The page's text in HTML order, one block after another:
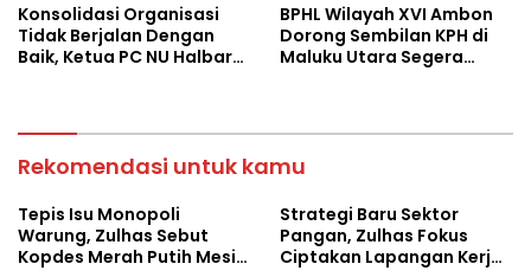
Konsolidasi Organisasi
Tidak Berjalan Dengan
Baik, Ketua PC NU Halbar
BPHL Wilayah XVI Ambon
Dorong Sembilan KPH di
Maluku Utara Segera
Rekomendasi untuk kamu
Tepis Isu Monopoli
Warung, Zulhas Sebut
Kopdes Merah Putih Mesin
Strategi Baru Sektor
Pangan, Zulhas Fokus
Ciptakan Lapangan Kerja